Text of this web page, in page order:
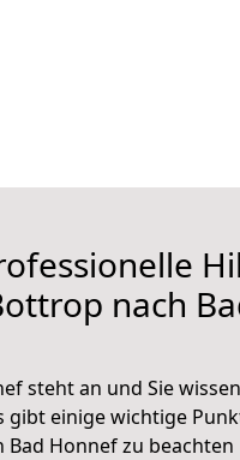
nach
steht an und Sie wissen
gibt einige wichtige
Honnef zu beachten